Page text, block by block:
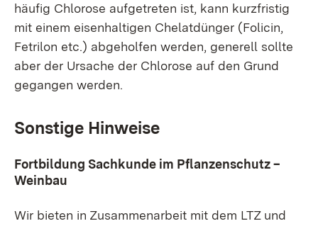
häufig Chlorose aufgetreten ist, kann kurzfristig
mit einem eisenhaltigen Chelatdünger (Folicin,
Fetrilon etc.) abgeholfen werden, generell sollte
aber der Ursache der Chlorose auf den Grund
gegangen werden.
Sonstige Hinweise
Fortbildung Sachkunde im Pflanzenschutz –
Weinbau
Wir bieten in Zusammenarbeit mit dem LTZ und